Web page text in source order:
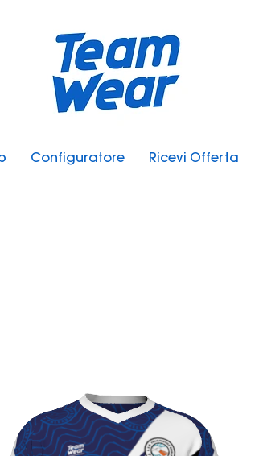
Configuratore Ricevi Offerta